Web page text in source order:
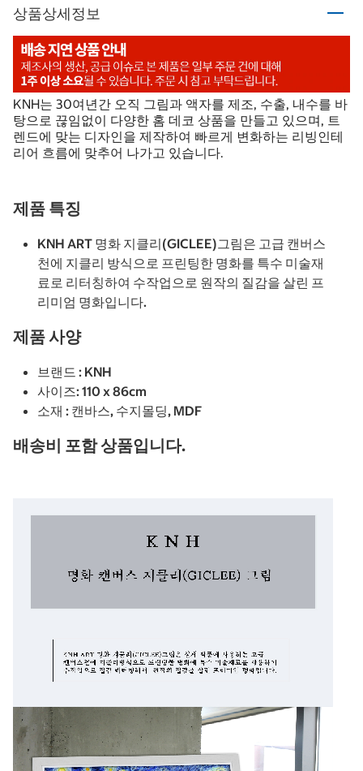
상품상세정보
KNH는 30여년간 오직 그림과 액자를 제조, 수출, 내수를 바
탕으로 끊임없이 다양한 홈 데코 상품을 만들고 있으며, 트
렌드에 맞는 디자인을 제작하여 빠르게 변화하는 리빙인테
리어 흐름에 맞추어 나가고 있습니다.
제품 특징
KNH ART 명화 지클리(GICLEE)그림은 고급 캔버스
천에 지클리 방식으로 프린팅한 명화를 특수 미술재
료로 리터칭하여 수작업으로 원작의 질감을 살린 프
리미엄 명화입니다.
제품 사양
브랜드 : KNH
사이즈: 110 x 86cm
소재 : 캔바스, 수지몰딩, MDF
배송비 포함 상품입니다.